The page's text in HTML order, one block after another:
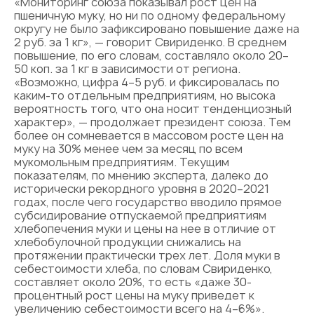
пшеничную муку, но ни по одному федеральному
округу не было зафиксировано повышение даже на
2 руб. за 1 кг», — говорит Свириденко. В среднем
повышение, по его словам, составляло около 20–
50 коп. за 1 кг в зависимости от региона.
«Возможно, цифра 4–5 руб. и фиксировалась по
каким-то отдельным предприятиям, но высока
вероятность того, что она носит тенденциозный
характер», — продолжает президент союза. Тем
более он сомневается в массовом росте цен на
муку на 30% менее чем за месяц по всем
мукомольным предприятиям. Текущим
показателям, по мнению эксперта, далеко до
исторически рекордного уровня в 2020–2021
годах, после чего государство вводило прямое
субсидирование отпускаемой предприятиям
хлебопечения муки и цены на нее в отличие от
хлебобулочной продукции снижались на
протяжении практически трех лет. Доля муки в
себестоимости хлеба, по словам Свириденко,
составляет около 20%, то есть «даже 30-
процентный рост цены на муку приведет к
увеличению себестоимости всего на 4–6%».